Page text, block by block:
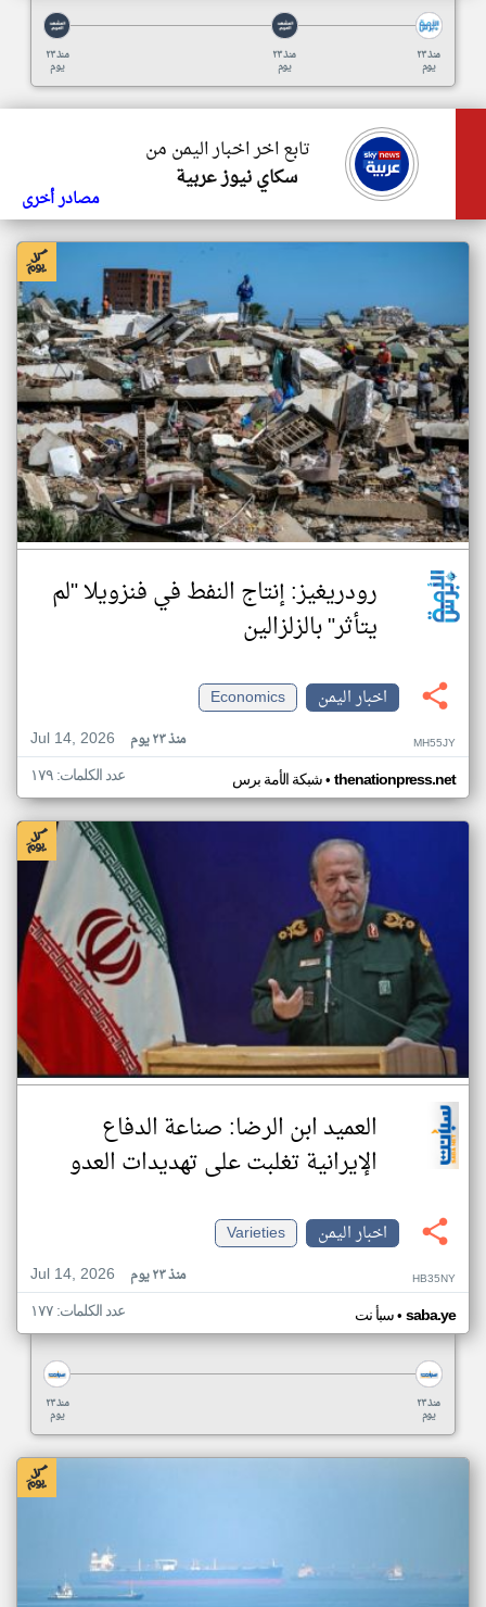
منذ ٢٣
يوم
منذ ٢٣
يوم
منذ ٢٣
يوم
تابع اخر اخبار اليمن من
سكاي نيوز عربية
مصادر أخرى
رودريغيز: إنتاج النفط في فنزويلا "لم
يتأثر" بالزلزالين
اخبار اليمن
Economics
Jul 14, 2026
منذ ٢٣ يوم MH55JY
شبكة الأمة برس• thenationpress.net عدد الكلمات: ١٧٩
العميد ابن الرضا: صناعة الدفاع
الإيرانية تغلبت على تهديدات العدو
اخبار اليمن
Varieties
Jul 14, 2026
منذ ٢٣ يوم HB35NY
سبأ نت• saba.ye عدد الكلمات: ١٧٧
منذ ٢٣
يوم
منذ ٢٣
يوم